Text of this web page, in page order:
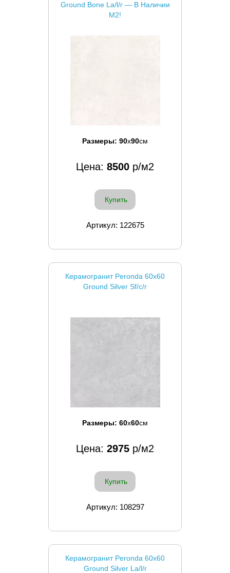
Ground Bone La/l/r — В Наличии
М2!
Размеры: 90x90см
Цена: 8500 р/м2
Купить
Артикул: 122675
Керамогранит Peronda 60x60
Ground Silver Sf/c/r
Размеры: 60x60см
Цена: 2975 р/м2
Купить
Артикул: 108297
Керамогранит Peronda 60x60
Ground Silver La/l/r